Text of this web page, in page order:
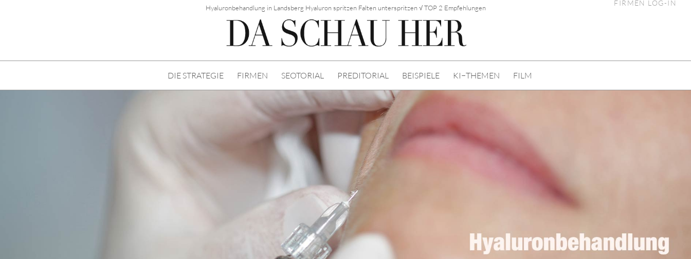
Hyaluronbehandlung in Landsberg Hyaluron spritzen Falten unterspritzen √ TOP 2 Empfehlungen
FIRMEN LOG-IN
DIE STRATEGIE FIRMEN SEOTORIAL PREDITORIAL BEISPIELE KI−THEMEN FILM